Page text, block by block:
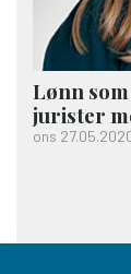
Lønn
jurister
ons